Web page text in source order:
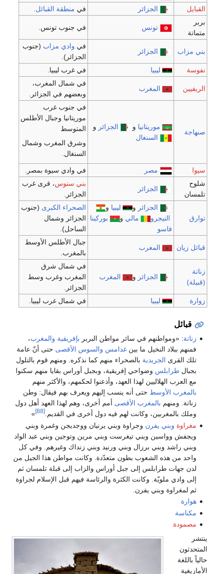
الجزائر
في
تونس
الجزائر
(جنوب
الجزائر).
المغرب
وبعضهم في الجزائر.
الجزائرو
السنغال
موريتانيا وجبال الأطلس
المتوسط
وشرق المغرب وشمال
مصر في وادي سيوة بمصر.
الجزائر
، قرى غرب
الجزائر.
ليبياو
مالي
بوركينا
الصحراء الكبرى(جنوب
الجزائر وشمال
المغرب
جبال الأطلس الأوسط
الجزائر المغرب
المغرب وغرب وسط
في شمال غرب ليبيا.
في سائر مواطن البربربإفريقية والمغرب،
ما بينغدامس والسوس الأقصىحتى أنّ عامة
بالصحراء منهم كما نذكره. ومنهم قوم بالتلول
وضواحي إفريقية، وبجبل أوراس بقايا منهم سكنوا
لهذا العهد، وأذعنوا لحكمهم، والأكثر منهم
حتى أنه ينسب إليهم ويعرف بهم فيقال: وطن
بالمغرب الأقصىأمم أخرى، وهم لهذا العهد أهل دول
وكانت لهم فيه دول أخرى في القديم.[88]
»
يفرن وجراوة وبني يرنيان ووجديجن وغمرة وبني
وبني تيغرست وبني مرين وتوجين وبني عبد الواد
برزال وبني ورنيد وبني زنداك وغيرهم. وفي كل
الشعوب بطون متعدّدة. وكانت مواطن هذا الجيل من
إلى جبل أوراس والزاب إلى قبلة تلمسان ثم
وكانت الكثرة والرئاسة فيهم قبل الإسلام لجراوة
يفرن.